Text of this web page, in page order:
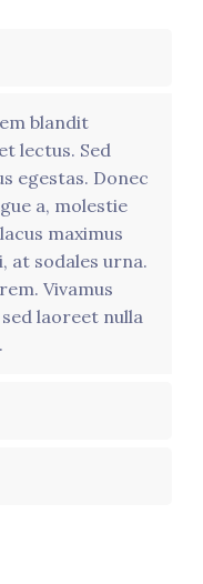
blandit
lectus. Sed
egestas. Donec
a, molestie
maximus
at sodales urna.
Vivamus
laoreet nulla